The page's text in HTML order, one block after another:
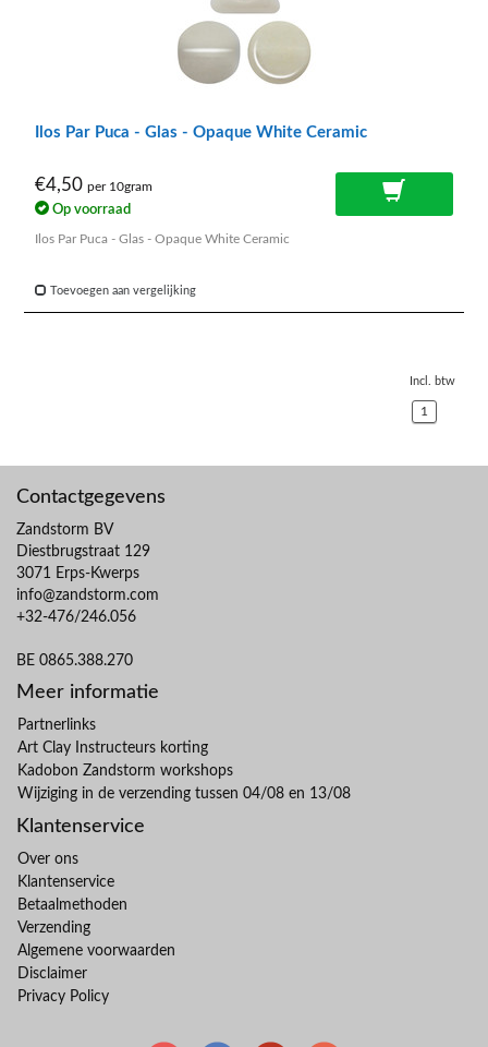
Ilos Par Puca - Glas - Opaque White Ceramic
€4,50 per 10gram
Op voorraad
Ilos Par Puca - Glas - Opaque White Ceramic
Toevoegen aan vergelijking
Incl. btw
1
Contactgegevens
Zandstorm BV
Diestbrugstraat 129
3071 Erps-Kwerps
info@zandstorm.com
+32-476/246.056
BE 0865.388.270
Meer informatie
Partnerlinks
Art Clay Instructeurs korting
Kadobon Zandstorm workshops
Wijziging in de verzending tussen 04/08 en 13/08
Klantenservice
Over ons
Klantenservice
Betaalmethoden
Verzending
Algemene voorwaarden
Disclaimer
Privacy Policy